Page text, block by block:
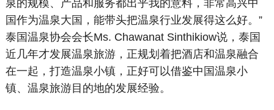
泉的规模、产品和服务都出乎我的意料，非常高兴中
国作为温泉大国，能带头把温泉行业发展得这么好。”
泰国温泉协会会长Ms. Chawanat Sinthikiow说，泰国
近几年才发展温泉旅游，正规划着把酒店和温泉融合
在一起，打造温泉小镇，正好可以借鉴中国温泉小
镇、温泉旅游目的地的发展经验。